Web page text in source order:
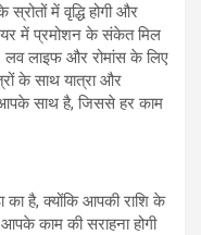
में वृद्धि होगी और
में प्रमोशन के संकेत मिल
लव लाइफ और रोमांस के लिए
के साथ यात्रा और
साथ है, जिससे हर काम
है, क्योंकि आपकी राशि के
काम की सराहना होगी